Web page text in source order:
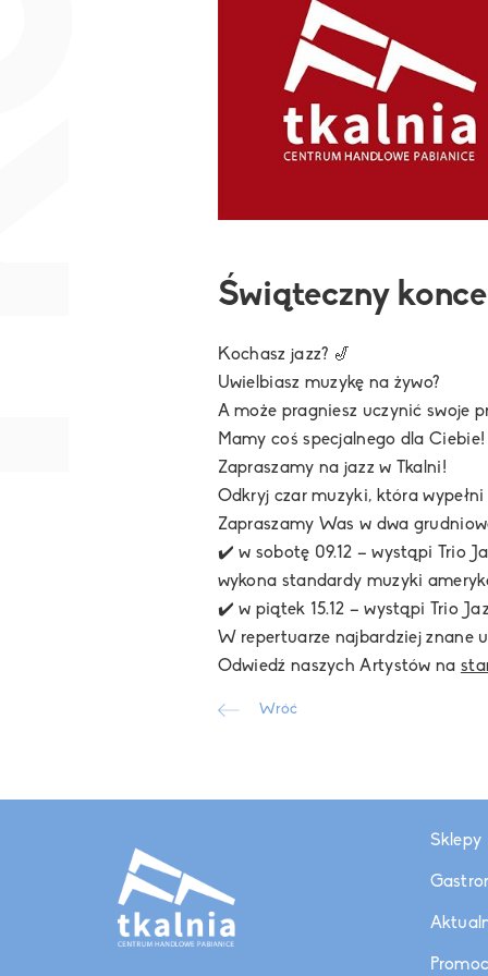
Świąteczny
Kochasz jazz? 🎷
Uwielbiasz muzykę na żywo?
A może pragniesz uczynić swoje
Mamy coś specjalnego dla Ciebie!
Zapraszamy na jazz w Tkalni!
Odkryj czar muzyki, która
Zapraszamy Was w dwa
✔️ w sobotę 09.12 – wystąpi Trio
wykona standardy muzyki
✔️ w piątek 15.12 – wystąpi Trio
W repertuarze najbardziej znane
Odwiedź naszych Artystów na
Wróć
Sklepy